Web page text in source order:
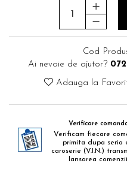
Cod
Ai nevoie de ajutor?
Adauga la
Verificare
Verificam fiecare
primita dupa seria
caroserie (V.I.N.)
lansarea